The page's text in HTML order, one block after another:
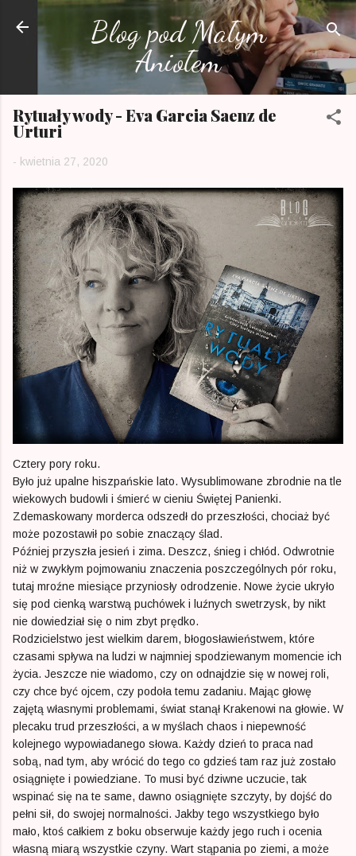
Przejdź do głównej zawartości
Blog pod Małym
Aniołem
Rytuały wody - Eva Garcia Saenz de
Urturi
- kwietnia 27, 2020
Cztery pory roku.
Było już upalne hiszpańskie lato. Wysublimowane zbrodnie na tle
wiekowych budowli i śmierć w cieniu Świętej Panienki.
Zdemaskowany morderca odszedł do przeszłości, chociaż być
może pozostawił po sobie znaczący ślad.
Później przyszła jesień i zima. Deszcz, śnieg i chłód. Odwrotnie
niż w zwykłym pojmowaniu znaczenia poszczególnych pór roku,
tutaj mroźne miesiące przyniosły odrodzenie. Nowe życie ukryło
się pod cienką warstwą puchówek i luźnych swetrzysk, by nikt
nie dowiedział się o nim zbyt prędko.
Rodzicielstwo jest wielkim darem, błogosławieństwem, które
czasami spływa na ludzi w najmniej spodziewanym momencie ich
życia. Jeszcze nie wiadomo, czy on odnajdzie się w nowej roli,
czy chce być ojcem, czy podoła temu zadaniu. Mając głowę
zajętą własnymi problemami, świat stanął Krakenowi na głowie. W
plecaku trud przeszłości, a w myślach chaos i niepewność
kolejnego wypowiadanego słowa. Każdy dzień to praca nad
sobą, nad tym, aby wrócić do tego co gdzieś tam raz już zostało
osiągnięte i powiedziane. To musi być dziwne uczucie, tak
wspinać się na te same, dawno osiągnięte szczyty, by dojść do
pełni sił, do swojej normalności. Jakby tego wszystkiego było
mało, ktoś całkiem z boku obserwuje każdy jego ruch i ocenia
własną miarą wszystkie czyny. Wart stąpania po ziemi, a może